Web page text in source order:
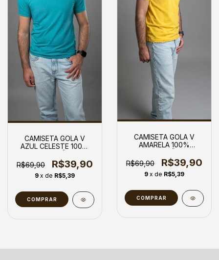
CAMISETA GOLA V
AZUL CELESTE 100%
R$69,90
R$39,90
9 x de R$5,39
COMPRAR
CAMISETA GOLA V
AMARELA 100%
R$69,90
R$39,90
9 x de R$5,39
COMPRAR